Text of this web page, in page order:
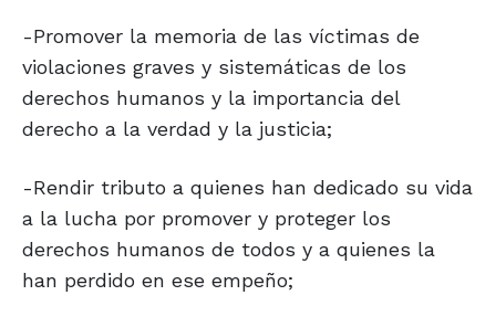
-Promover la memoria de las víctimas de
violaciones graves y sistemáticas de los
derechos humanos y la importancia del
derecho a la verdad y la justicia;
-Rendir tributo a quienes han dedicado su vida
a la lucha por promover y proteger los
derechos humanos de todos y a quienes la
han perdido en ese empeño;